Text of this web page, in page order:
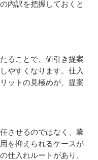
内訳を把握しておくと
ることで、値引き提案
やすくなります。仕入
ットの見極めが、提案
させるのではなく、業
を抑えられるケースが
仕入れルートがあり、